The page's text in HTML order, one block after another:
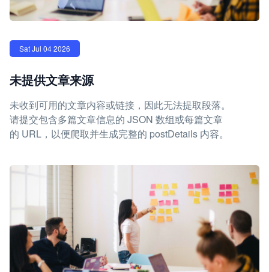
Sat Jul 04 2026
未提供文章来源
未收到可用的文章内容或链接，因此无法提取段落。
请提交包含多篇文章信息的 JSON 数组或每篇文章
的 URL，以便爬取并生成完整的 postDetails 内容。